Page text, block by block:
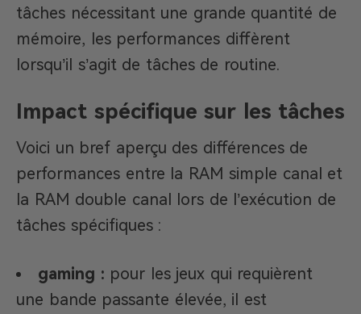
tâches nécessitant une grande quantité de
mémoire, les performances diffèrent
lorsqu’il s’agit de tâches de routine.
Impact spécifique sur les tâches
Voici un bref aperçu des différences de
performances entre la RAM simple canal et
la RAM double canal lors de l’exécution de
tâches spécifiques :
gaming : pour les jeux qui requièrent
une bande passante élevée, il est